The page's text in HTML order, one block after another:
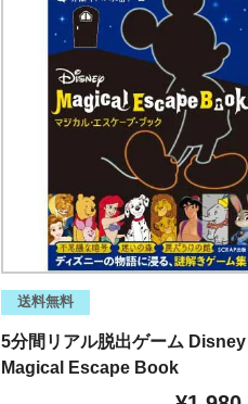
送料無料
5分間リアル脱出ゲーム Disney
Magical Escape Book